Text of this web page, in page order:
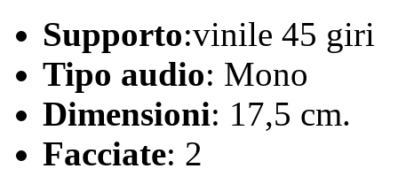
Supporto:vinile 45 giri
Tipo audio: Mono
Dimensioni: 17,5 cm.
Facciate: 2